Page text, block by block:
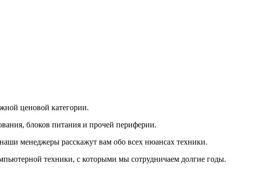
ценовой категории.
блоков питания и прочей периферии.
менеджеры расскажут вам обо всех нюансах техники.
техники, с которыми мы сотрудничаем долгие годы.